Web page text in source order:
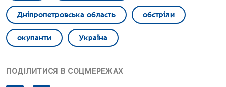
Дніпропетровська область обстріли
окупанти Україна
ПОДІЛИТИСЯ В СОЦМЕРЕЖАХ